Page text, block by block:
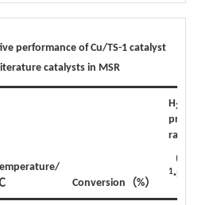
performance of Cu/TS-1 catalyst
catalysts in MSR
Conversion（%）
H2
production
rate/
（mmol·g
1·h